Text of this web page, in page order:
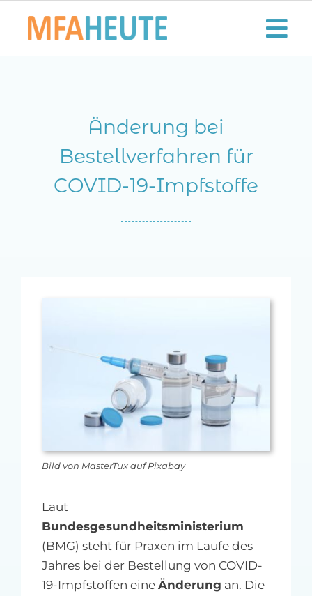
Inhalt
Ihre Werbung auf MFA-heute.de
nach:
Änderung bei
Bestellverfahren für
COVID-19-Impfstoffe
Bild von MasterTux auf Pixabay
Laut
Bundesgesundheitsministerium
(BMG) steht für Praxen im Laufe des
Jahres bei der Bestellung von COVID-
19-Impfstoffen eine Änderung an. Die